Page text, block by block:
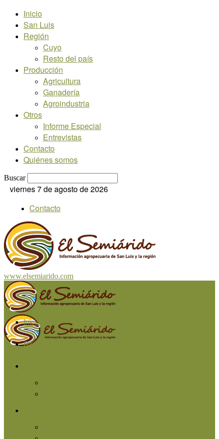
Inicio
San Luis
Región
Cuyo
Resto del país
Producción
Agricultura
Ganadería
Agroindustria
Otros
Informe Especial
Entrevistas
Contacto
Quiénes somos
Buscar
viernes 7 de agosto de 2026
Contacto
www.elsemiarido.com
Inicio
San Luis